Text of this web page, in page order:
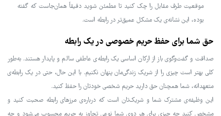
موقعیت طرف مقابل را چک کنید تا مطمئن شوید دقیقاً همان‌جاست که گفته
بوده، این نشانه‌ی یک مشکل عمیق‌تر در رابطه است.
حق شما برای حفظ حریم خصوصی در یک رابطه
صداقت و گفت‌وگوی باز از ارکان اساسی یک رابطه‌ی عاطفی سالم و پایدار هستند. به‌طور
کلی بهتر است چیزی را از شریک زندگی‌مان پنهان نکنیم. با این حال، حتی در یک رابطه‌ی
متعهدانه، شما همچنان حق دارید حریم شخصی خودتان را حفظ کنید.
این وظیفه‌ی مشترک شما و شریک‌تان است که درباره‌ی مرزهای رابطه صحبت کنید و